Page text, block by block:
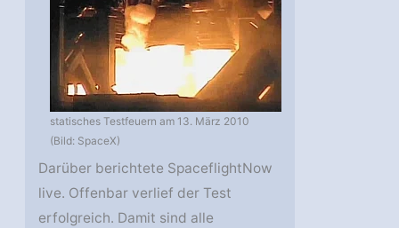
statisches Testfeuern am 13. März 2010
(Bild: SpaceX)
Darüber berichtete SpaceflightNow
live. Offenbar verlief der Test
erfolgreich. Damit sind alle